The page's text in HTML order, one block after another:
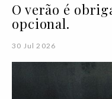
O verão é
opcional.
30 Jul 2026